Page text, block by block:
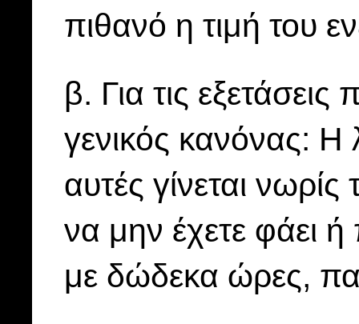
πιθανό η τιμή του
β. Για τις
γενικός κανόνας: Η
αυτές γίνεται
να μην έχετε φάει ή
με δώδεκα ώρες,